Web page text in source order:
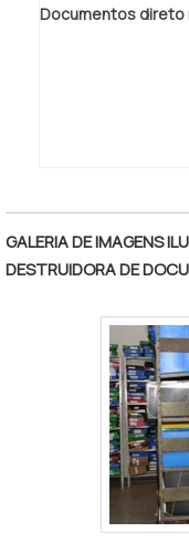
Documentos direto
GALERIA DE IMAGENS
DESTRUIDORA DE